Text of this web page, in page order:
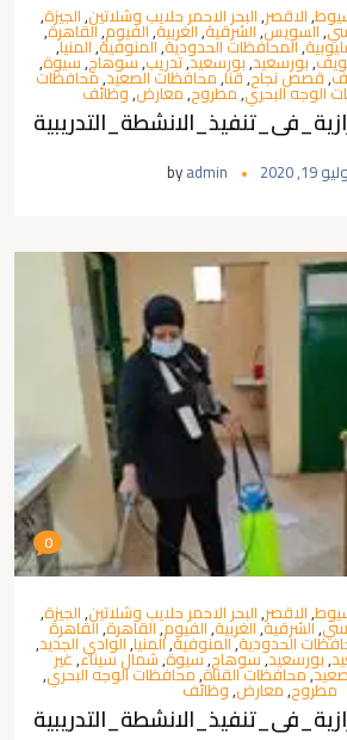
,الاقصر,البحر الاحمر حلايب وشلاتين,الجيزة,
,السويس,الشرقية,الغربية,الفيوم,القاهرة,
,المحافظات الحدودية,المنوفية,المنيا,
,بورسعيد,بورسعيد,تدريب,سوهاج,سيوة,
,قصص نجاح,قنا,محافظات الصعيد,محافظات
الوجه البحري,مطروح,معارض,وظائف
19, 2020
byadmin
0
,الاقصر,البحر الاحمر حلايب وشلاتين,الجيزة,
,الشرقية,الغربية,الفيوم,القاهرة,القاهرة
الحدودية,المنوفية,المنيا,الوادي الجديد,
,بورسعيد,سوهاج,سيوة,شمال سيناء,غير
,محافظات القناة,محافظات الوجه البحري,
مطروح,معارض,وظائف